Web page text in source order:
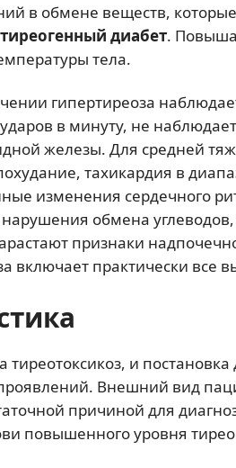
в обмене веществ,
тиреогенный диабет.
тела.
гипертиреоза
в минуту, не
железы. Для средней
тахикардия в
изменения сердечного
нарушения обмена
признаки
включает практически
тиреотоксикоз, и
Внешний вид
причиной для
повышенного уровня